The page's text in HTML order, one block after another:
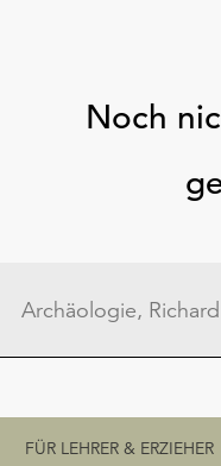
Noch
Schnellzugriff
FÜR LEHRER & ERZIEHER